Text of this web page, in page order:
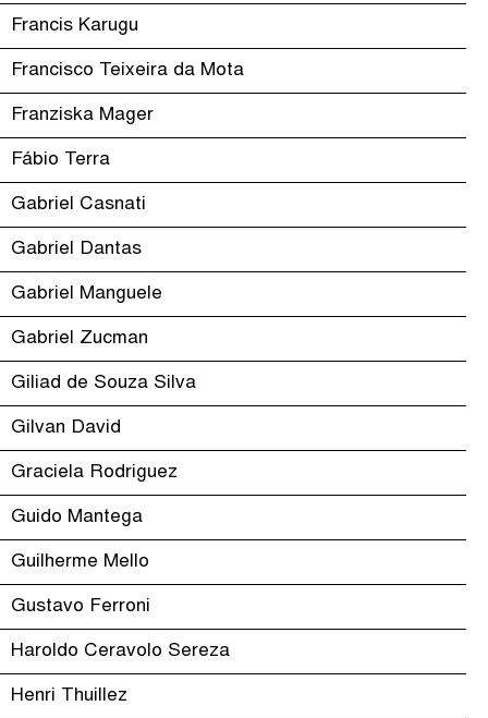
Francis Karugu
Francisco Teixeira da Mota
Franziska Mager
Fábio Terra
Gabriel Casnati
Gabriel Dantas
Gabriel Manguele
Gabriel Zucman
Giliad de Souza Silva
Gilvan David
Graciela Rodriguez
Guido Mantega
Guilherme Mello
Gustavo Ferroni
Haroldo Ceravolo Sereza
Henri Thuillez